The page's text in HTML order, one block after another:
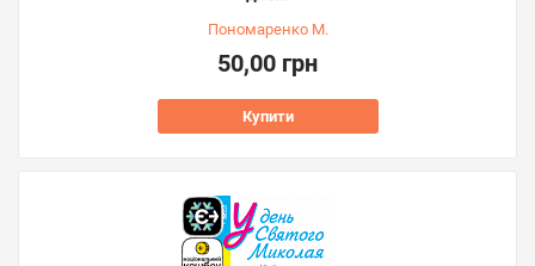
Пономаренко М.
50,00 грн
Купити